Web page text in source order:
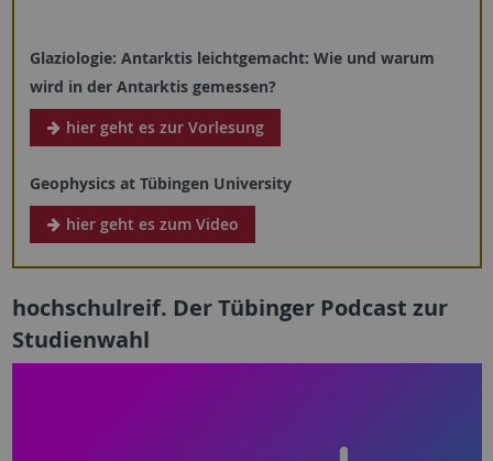
Glaziologie: Antarktis leichtgemacht: Wie und warum
wird in der Antarktis gemessen?
hier geht es zur Vorlesung
Geophysics at Tübingen University
hier geht es zum Video
hochschulreif. Der Tübinger Podcast zur
Studienwahl